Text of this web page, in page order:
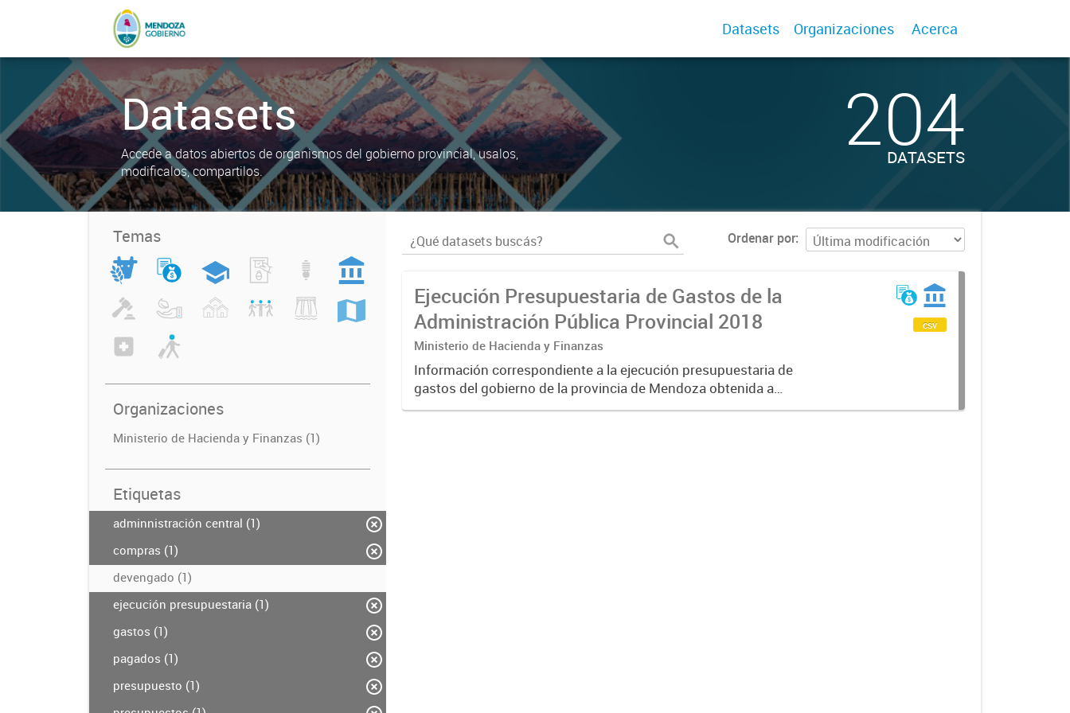
Datasets Organizaciones Acerca
Datasets
Accede a datos abiertos de organismos del gobierno provincial, usalos,
modificalos, compartilos.
204
DATASETS
Temas
Organizaciones
Ministerio de Hacienda y Finanzas (1)
Etiquetas
adminnistración central (1)
compras (1)
devengado (1)
ejecución presupuestaria (1)
gastos (1)
pagados (1)
presupuesto (1)
Ordenar por
Ejecución Presupuestaria de Gastos de la
Administración Pública Provincial 2018
Ministerio de Hacienda y Finanzas
Información correspondiente a la ejecución presupuestaria de
gastos del gobierno de la provincia de Mendoza obtenida a
través del Sistema SIDICO. La misma corresponde al ejercicio
csv